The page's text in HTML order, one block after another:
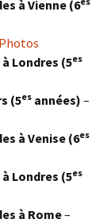
à Vienne (6
Photos
Londres (5es
(5es années) –
à Venise (6es
Londres (5es
à Rome–